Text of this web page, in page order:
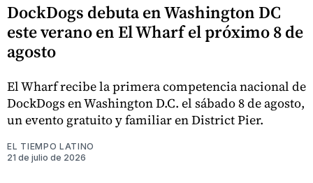
DockDogs debuta en Washington DC
este verano en El Wharf el próximo 8 de
agosto
El Wharf recibe la primera competencia nacional de
DockDogs en Washington D.C. el sábado 8 de agosto,
un evento gratuito y familiar en District Pier.
EL TIEMPO LATINO
21 de julio de 2026